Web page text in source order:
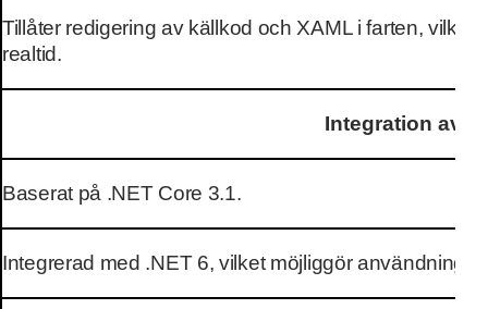
Tillåter redigering av källkod och XAML i farten, vilket
realtid.
Integration av
Baserat på .NET Core 3.1.
Integrerad med .NET 6, vilket möjliggör användning